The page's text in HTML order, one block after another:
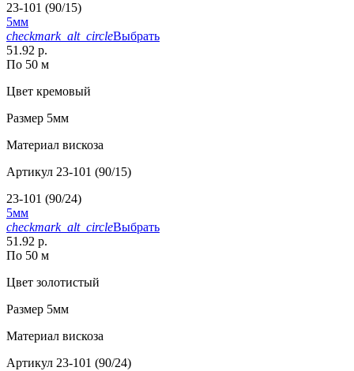
23-101 (90/15)
5мм
checkmark_alt_circleВыбрать
51.92 р.
По 50 м
Цвет кремовый
Размер 5мм
Материал вискоза
Артикул 23-101 (90/15)
23-101 (90/24)
5мм
checkmark_alt_circleВыбрать
51.92 р.
По 50 м
Цвет золотистый
Размер 5мм
Материал вискоза
Артикул 23-101 (90/24)